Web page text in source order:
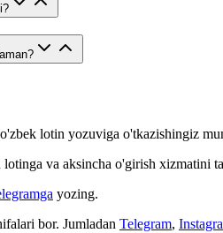
lotin yozuviga o'tkazishingiz
va aksincha o'girish xizmatini
yozing.
bor. Jumladan Telegram,